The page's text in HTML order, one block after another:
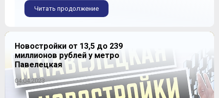
Читать продолжение
Новостройки от 13,5 до 239
миллионов рублей у метро
Павелецкая
04.04.2023